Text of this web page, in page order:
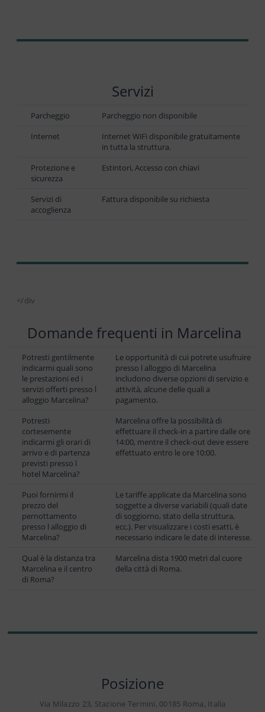
Servizi
Parcheggio
Parcheggio non disponibile
Internet
Internet WiFi disponibile gratuitamente
in tutta la struttura.
Protezione e
sicurezza
Estintori, Accesso con chiavi
Servizi di
accoglienza
Fattura disponibile su richiesta
</div
Domande frequenti in Marcelina
Potresti gentilmente
indicarmi quali sono
le prestazioni ed i
servizi offerti presso l
alloggio Marcelina?
Le opportunità di cui potrete usufruire
presso l alloggio di Marcelina
includono diverse opzioni di servizio e
attività, alcune delle quali a
pagamento.
Potresti
cortesemente
indicarmi gli orari di
arrivo e di partenza
previsti presso l
hotel Marcelina?
Marcelina offre la possibilità di
effettuare il check-in a partire dalle ore
14:00, mentre il check-out deve essere
effettuato entro le ore 10:00.
Puoi fornirmi il
prezzo del
pernottamento
presso l alloggio di
Marcelina?
Le tariffe applicate da Marcelina sono
soggette a diverse variabili (quali date
di soggiorno, stato della struttura,
ecc.). Per visualizzare i costi esatti, è
necessario indicare le date di interesse.
Qual è la distanza tra
Marcelina e il centro
di Roma?
Marcelina dista 1900 metri dal cuore
della città di Roma.
Posizione
Via Milazzo 23, Stazione Termini, 00185 Roma, Italia